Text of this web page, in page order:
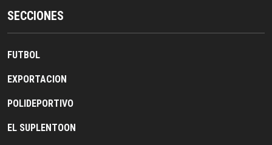
SECCIONES
FUTBOL
EXPORTACION
POLIDEPORTIVO
EL SUPLENTOON